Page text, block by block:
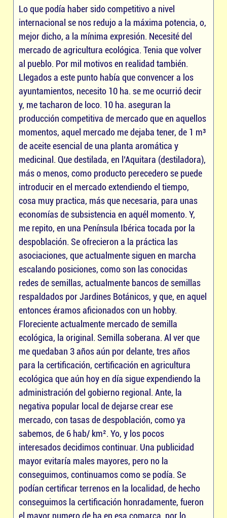
Lo que podía haber sido competitivo a nivel
internacional se nos redujo a la máxima potencia, o,
mejor dicho, a la mínima expresión. Necesité del
mercado de agricultura ecológica. Tenia que volver
al pueblo. Por mil motivos en realidad también.
Llegados a este punto había que convencer a los
ayuntamientos, necesito 10 ha. se me ocurrió decir
y, me tacharon de loco. 10 ha. aseguran la
producción competitiva de mercado que en aquellos
momentos, aquel mercado me dejaba tener, de 1 m³
de aceite esencial de una planta aromática y
medicinal. Que destilada, en l’Aquitara (destiladora),
más o menos, como producto perecedero se puede
introducir en el mercado extendiendo el tiempo,
cosa muy practica, más que necesaria, para unas
economías de subsistencia en aquél momento. Y,
me repito, en una Península Ibérica tocada por la
despoblación. Se ofrecieron a la práctica las
asociaciones, que actualmente siguen en marcha
escalando posiciones, como son las conocidas
redes de semillas, actualmente bancos de semillas
respaldados por Jardines Botánicos, y que, en aquel
entonces éramos aficionados con un hobby.
Floreciente actualmente mercado de semilla
ecológica, la original. Semilla soberana. Al ver que
me quedaban 3 años aún por delante, tres años
para la certificación, certificación en agricultura
ecológica que aún hoy en día sigue expendiendo la
administración del gobierno regional. Ante, la
negativa popular local de dejarse crear ese
mercado, con tasas de despoblación, como ya
sabemos, de 6 hab/ km². Yo, y los pocos
interesados decidimos continuar. Una publicidad
mayor evitaría males mayores, pero no la
conseguimos, continuamos como se podía. Se
podían certificar terrenos en la localidad, de hecho
conseguimos la certificación honradamente, fueron
el mayor numero de ha en esa comarca, por lo